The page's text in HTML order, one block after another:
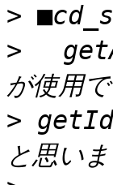
>
>
>